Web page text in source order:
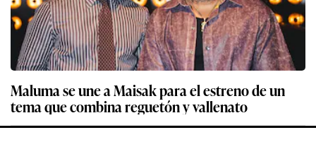
Maluma se une a Maisak para el estreno de un
tema que combina reguetón y vallenato